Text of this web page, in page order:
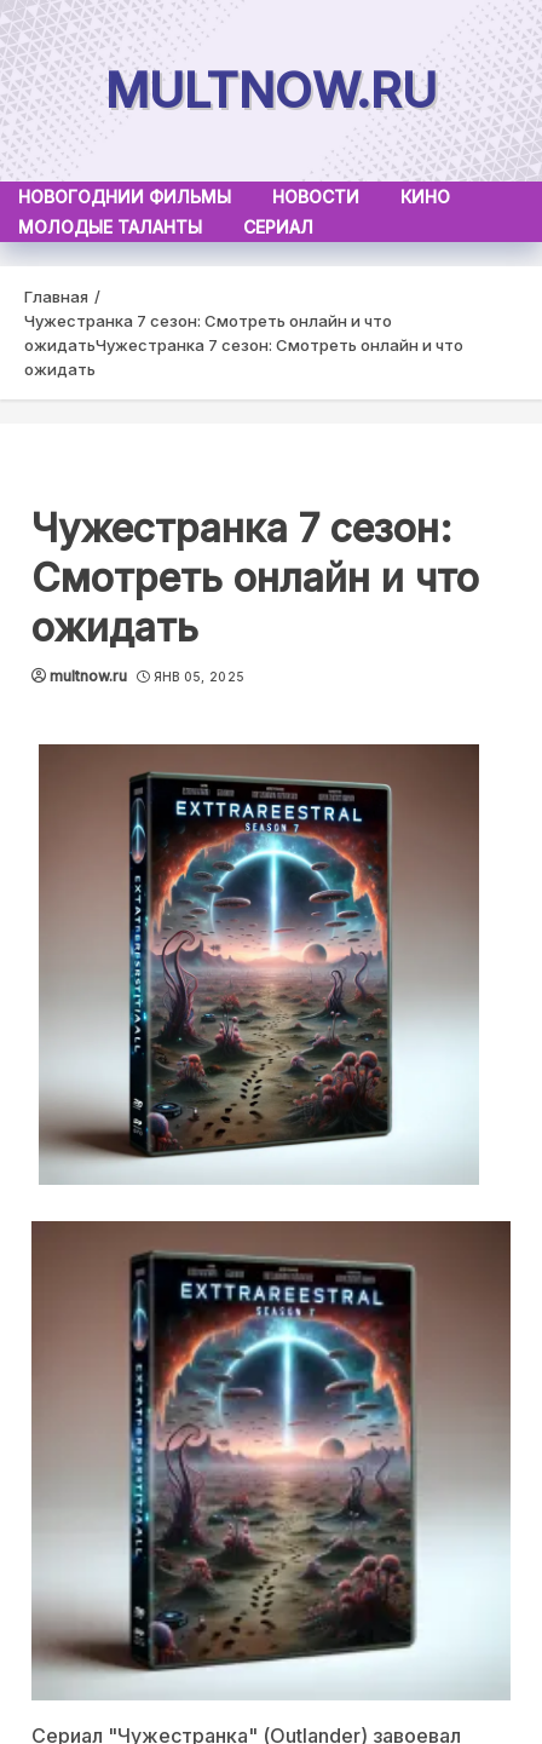
Skip
to
content
MULTNOW.RU
НОВОГОДНИИ ФИЛЬМЫ НОВОСТИ
КИНО
МОЛОДЫЕ ТАЛАНТЫ
СЕРИАЛ
Главная
Чужестранка 7 сезон: Смотреть онлайн и что
ожидатьЧужестранка 7 сезон: Смотреть онлайн и что
ожидать
Чужестранка 7 сезон:
Смотреть онлайн и что
ожидать
multnow.ru ЯНВ 05, 2025
Сериал "Чужестранка" (Outlander) завоевал